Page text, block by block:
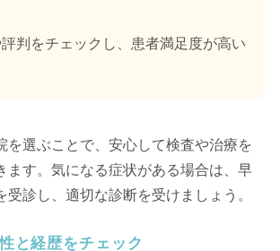
判をチェックし、患者満足度が高い
を選ぶことで、安心して検査や治療を
ます。気になる症状がある場合は、早
診し、適切な診断を受けましょう。
と経歴をチェック